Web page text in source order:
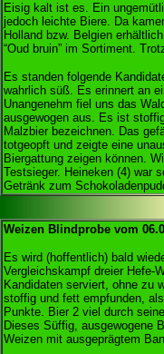
Eisig kalt ist es. Ein
jedoch leichte Biere. Da
Holland bzw. Belgien
“Oud bruin” im Sortiment.
Es standen folgende
wahrlich süß. Es erinnert an
Unangenehm fiel uns das
ausgewogen aus. Es ist
Malzbier bezeichnen. Das
totgeopft und zeigte eine
Biergattung zeigen können.
Testsieger. Heineken (4) war
Getränk zum
Weizen Blindprobe vom
Es wird (hoffentlich) bald
Vergleichskampf dreier Hefe-
Kandidaten serviert, ohne zu
stoffig und fett empfunden,
Punkte. Bier 2 viel durch
Dieses Süffig, ausgewogene
Weizen mit ausgeprägtem